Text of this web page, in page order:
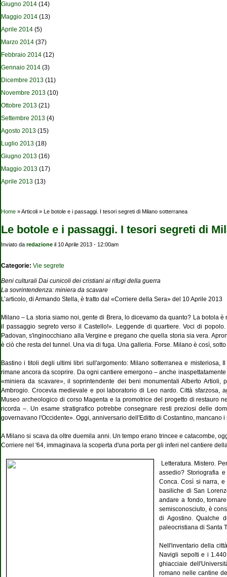
Giugno 2014 (14)
Maggio 2014 (13)
Aprile 2014 (5)
Marzo 2014 (37)
Febbraio 2014 (12)
Gennaio 2014 (3)
Dicembre 2013 (11)
Novembre 2013 (10)
Ottobre 2013 (21)
Settembre 2013 (4)
Agosto 2013 (15)
Luglio 2013 (18)
Giugno 2013 (16)
Maggio 2013 (17)
Aprile 2013 (13)
Tu sei qui
Home » Articoli » Le botole e i passaggi. I tesori segreti di Milano sotterranea
Le botole e i passaggi. I tesori segreti di
Inviato da redazione il 10 Aprile 2013 - 12:00am
Categorie: Vie segrete
Beni culturali Dai cunicoli dei cristiani ai rifugi della guerra
La sovrintendenza: miniera da scavare
L’articolo, di Armando Stella, è tratto dal «Corriere della Sera» del 10 Aprile 2013
Milano – La storia siamo noi, gente di Brera, lo dicevamo da quanto? La botola
il passaggio segreto verso il Castello!». Leggende di quartiere. Voci di
Padovan, s'inginocchiano alla Vergine e pregano che quella storia sia vera.
è ciò che resta del tunnel. Una via di fuga. Una galleria. Forse. Milano è così,
Bastino i titoli degli ultimi libri sull'argomento: Milano sotterranea e misteriosa,
rimane ancora da scoprire. Da ogni cantiere emergono – anche
«miniera da scavare», il soprintendente dei beni monumentali Alberto
Ambrogio. Crocevia medievale e poi laboratorio di Leo nardo. Città sfarzosa,
Museo archeologico di corso Magenta e la promotrice del progetto di restauro
ricorda –. Un esame stratigrafico potrebbe consegnare resti preziosi delle
governavano l'Occidente». Oggi, anniversario dell'Editto di Costantino, mancano
A Milano si scava da oltre duemila anni. Un tempo erano trincee e catacombe,
Corriere nel '64, immaginava la scoperta d'una porta per gli inferi nel cantiere
Letteratura. Mistero.
assedio? Storiografia
Conca. Così si narra, e
basiliche di San
andare a fondo,
semisconosciuto, è
di Agostino. Qualche
paleocristiana di Santa
Nell'inventario della
Navigli sepolti e i
ghiacciaie
romano nelle cantine